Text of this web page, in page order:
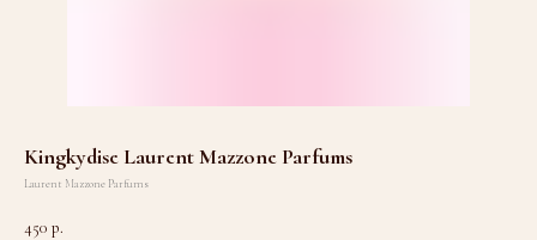
Kingkydise Laurent Mazzone Parfums
Laurent Mazzone Parfums
450 р.